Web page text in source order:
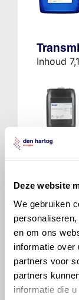
Deze website
We gebruiken
en om ons
informatie over
partners voor
partners
informatie die
Inhoud
met
code